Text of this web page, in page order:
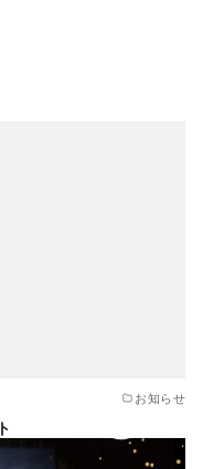
お知らせ